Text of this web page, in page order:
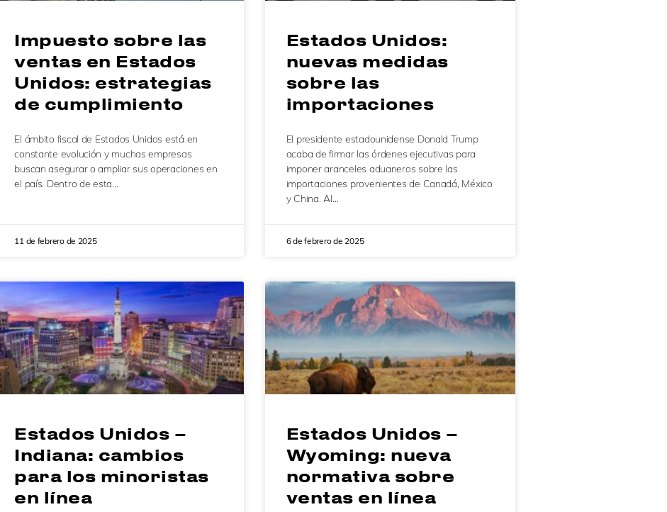
Impuesto sobre las
ventas en Estados
Unidos: estrategias
de cumplimiento
El ámbito fiscal de Estados Unidos está en
constante evolución y muchas empresas
buscan asegurar o ampliar sus operaciones en
el país. Dentro de esta…
11 de febrero de 2025
Estados Unidos:
nuevas medidas
sobre las
importaciones
El presidente estadounidense Donald Trump
acaba de firmar las órdenes ejecutivas para
imponer aranceles aduaneros sobre las
importaciones provenientes de Canadá, México
y China. Al…
6 de febrero de 2025
Estados Unidos –
Indiana: cambios
para los minoristas
en línea
Estados Unidos –
Wyoming: nueva
normativa sobre
ventas en línea